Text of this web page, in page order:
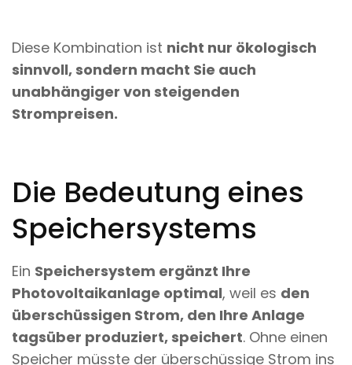
Diese Kombination ist nicht nur ökologisch
sinnvoll, sondern macht Sie auch
unabhängiger von steigenden
Strompreisen.
Die Bedeutung eines
Speichersystems
Ein Speichersystem ergänzt Ihre
Photovoltaikanlage optimal, weil es den
überschüssigen Strom, den Ihre Anlage
tagsüber produziert, speichert. Ohne einen
Speicher müsste der überschüssige Strom ins